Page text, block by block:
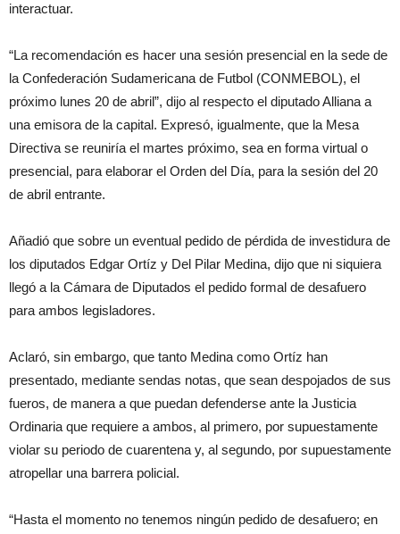
interactuar.
“La recomendación es hacer una sesión presencial en la sede de
la Confederación Sudamericana de Futbol (CONMEBOL), el
próximo lunes 20 de abril”, dijo al respecto el diputado Alliana a
una emisora de la capital. Expresó, igualmente, que la Mesa
Directiva se reuniría el martes próximo, sea en forma virtual o
presencial, para elaborar el Orden del Día, para la sesión del 20
de abril entrante.
Añadió que sobre un eventual pedido de pérdida de investidura de
los diputados Edgar Ortíz y Del Pilar Medina, dijo que ni siquiera
llegó a la Cámara de Diputados el pedido formal de desafuero
para ambos legisladores.
Aclaró, sin embargo, que tanto Medina como Ortíz han
presentado, mediante sendas notas, que sean despojados de sus
fueros, de manera a que puedan defenderse ante la Justicia
Ordinaria que requiere a ambos, al primero, por supuestamente
violar su periodo de cuarentena y, al segundo, por supuestamente
atropellar una barrera policial.
“Hasta el momento no tenemos ningún pedido de desafuero; en